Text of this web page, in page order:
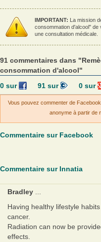
IMPORTANT: La mission
consommation d'alcool"
une consultation médicale.
91 commentaires dans
consommation d'alcool"
0sur 91sur 0 sur
Vous pouvez commenter de
anonyme à partir de
Commentaire sur Facebook
Commentaire sur Innatia
Bradley ...
Having healthy lifestyle
cancer.
Radiation сan now be
effects.